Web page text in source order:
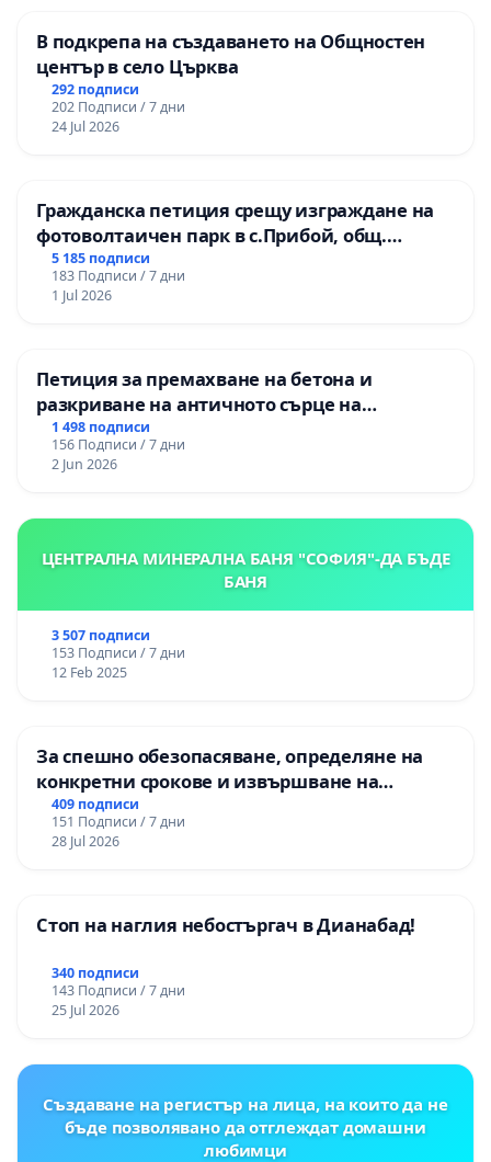
В подкрепа на създаването на Общностен
център в село Църква
292 подписи
202 Подписи / 7 дни
24 Jul 2026
Гражданска петиция срещу изграждане на
фотоволтаичен парк в с.Прибой, общ.
Радомир
5 185 подписи
183 Подписи / 7 дни
1 Jul 2026
Петиция за премахване на бетона и
разкриване на античното сърце на
Могиланската могила във Враца
1 498 подписи
156 Подписи / 7 дни
2 Jun 2026
ЦЕНТРАЛНА МИНЕРАЛНА БАНЯ "СОФИЯ"-ДА БЪДЕ
БАНЯ
3 507 подписи
153 Подписи / 7 дни
12 Feb 2025
За спешно обезопасяване, определяне на
конкретни срокове и извършване на
цялостна рехабилитация на
републиканския път между пътен възел АМ
„Тракия“ - гр. Ихтиман - с. Мирово - к.к.
409 подписи
151 Подписи / 7 дни
28 Jul 2026
Стоп на наглия небостъргач в Дианабад!
340 подписи
143 Подписи / 7 дни
25 Jul 2026
Създаване на регистър на лица, на които да не
бъде позволявано да отглеждат домашни
любимци